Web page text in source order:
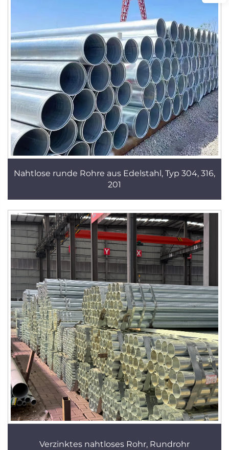
Nahtlose runde Rohre aus Edelstahl, Typ 304, 316,
201
Verzinktes nahtloses Rohr, Rundrohr